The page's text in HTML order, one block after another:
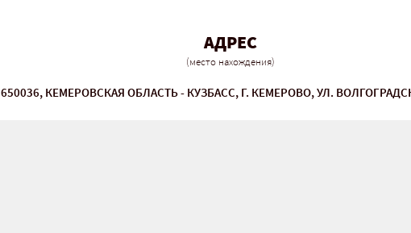
АДРЕС
(место нахождения)
650036, КЕМЕРОВСКАЯ ОБЛАСТЬ - КУЗБАСС, Г. КЕМЕРОВО, УЛ.